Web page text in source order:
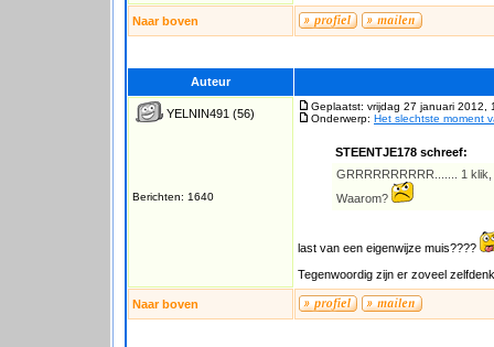
Naar boven
Auteur
YELNIN491 (56)
Berichten: 1640
Geplaatst: vrijdag 27 januari 2012,
Onderwerp: Het slechtste moment
STEENTJE178 schreef:
GRRRRRRRRRR....... 1
Waarom?
last van een eigenwijze muis????
Tegenwoordig zijn er zoveel
Naar boven